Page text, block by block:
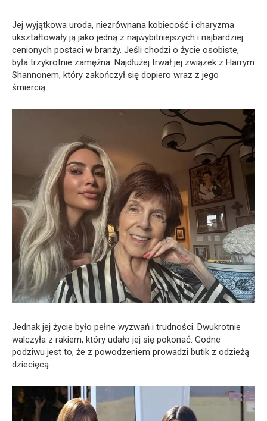
Jej wyjątkowa uroda, niezrównana kobiecość i charyzma
ukształtowały ją jako jedną z najwybitniejszych i najbardziej
cenionych postaci w branży. Jeśli chodzi o życie osobiste,
była trzykrotnie zamężna. Najdłużej trwał jej związek z Harrym
Shannonem, który zakończył się dopiero wraz z jego
śmiercią.
Jednak jej życie było pełne wyzwań i trudności. Dwukrotnie
walczyła z rakiem, który udało jej się pokonać. Godne
podziwu jest to, że z powodzeniem prowadzi butik z odzieżą
dziecięcą.